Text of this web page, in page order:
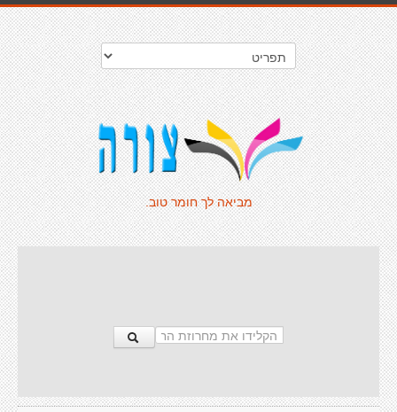
מביאה לך חומר טוב.